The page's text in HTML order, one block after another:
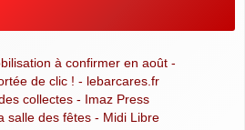
à confirmer en août -
de clic ! - lebarcares.fr
collectes - Imaz Press
salle des fêtes - Midi Libre